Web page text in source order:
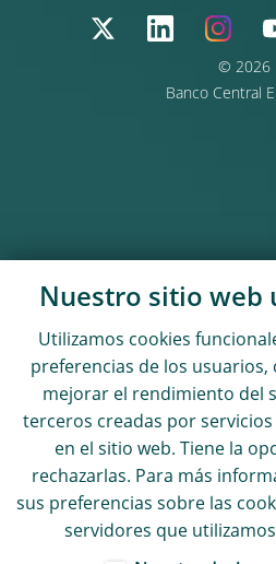
© 2026
Banco Central
Nuestro sitio web
Utilizamos cookies
preferencias de los usuarios,
mejorar el rendimiento del
terceros creadas por
en el sitio web. Tiene la
rechazarlas. Para más
sus preferencias sobre las
servidores que